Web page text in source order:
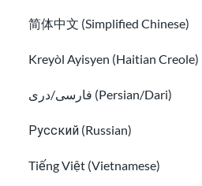
简体中文 (Simplified Chinese)
Kreyòl Ayisyen (Haitian Creole)
فارسی/دری (Persian/Dari)
Русский (Russian)
Tiếng Việt (Vietnamese)
Alian
za de
Educ
ador
Ciud